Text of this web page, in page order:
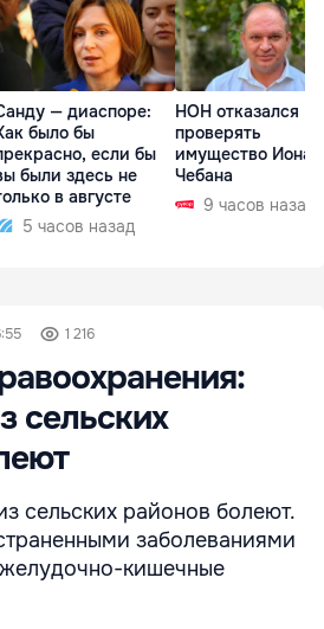
— диаспоре:
было бы
если бы
были здесь не
в августе
5 часов назад
НОН отказался
проверять
имущество Иона
Чебана
9 часов назад
1 216
сельских
сельских районов болеют.
заболеваниями
кишечные